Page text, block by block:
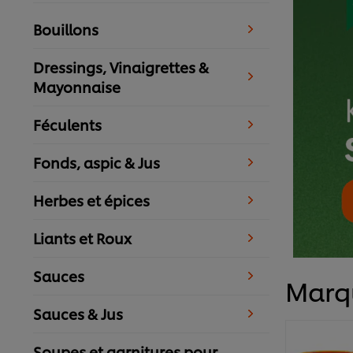
Bouillons
Dressings, Vinaigrettes &
Mayonnaise​
Féculents
Fonds, aspic & Jus
Herbes et épices
Liants et Roux
Sauces
Sauces & Jus